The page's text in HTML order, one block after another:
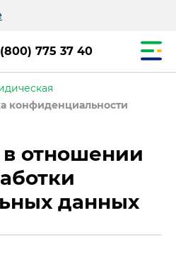
775 37 40
конфиденциальности
отношении
данных